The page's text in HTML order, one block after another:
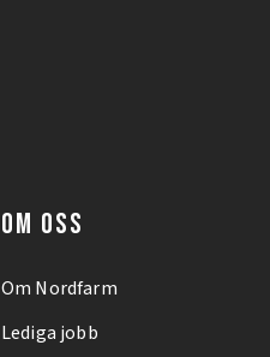
OM OSS
Om Nordfarm
Lediga jobb